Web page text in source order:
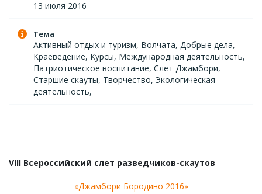
13 июля 2016
Тема
Активный отдых и туризм, Волчата, Добрые дела,
Краеведение, Курсы, Международная деятельность,
Патриотическое воспитание, Слет Джамбори,
Старшие скауты, Творчество, Экологическая
деятельность,
VIII Всероссийский слет разведчиков-скаутов
«Джамбори Бородино 2016»